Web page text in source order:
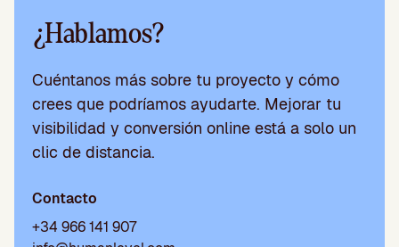
¿Hablamos?
Cuéntanos más sobre tu proyecto y cómo
crees que podríamos ayudarte. Mejorar tu
visibilidad y conversión online está a solo un
clic de distancia.
Contacto
+34 966 141 907